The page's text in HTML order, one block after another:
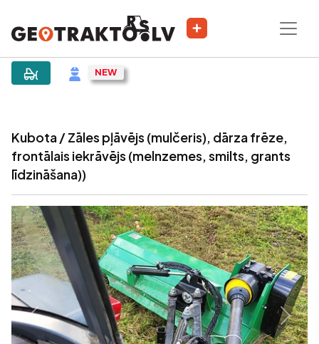
|Sludinājums
Kubota / Zāles pļāvējs (mulčeris), dārza frēze,
frontālais iekrāvējs (melnzemes, smilts, grants
līdzināšana))